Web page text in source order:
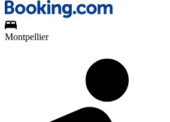
Montpellier